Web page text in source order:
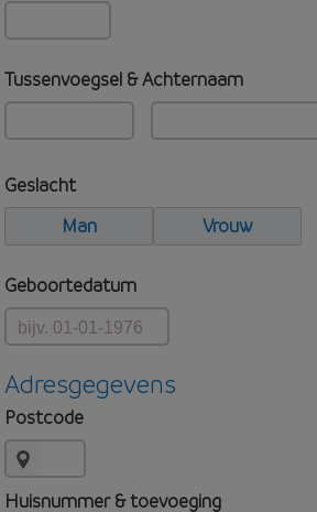
Tussenvoegsel & Achternaam
Geslacht
Man
Vrouw
Geboortedatum
Adresgegevens
Postcode
Huisnummer & toevoeging